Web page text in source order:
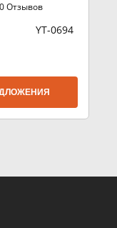
0 Отзывов
YT-0694